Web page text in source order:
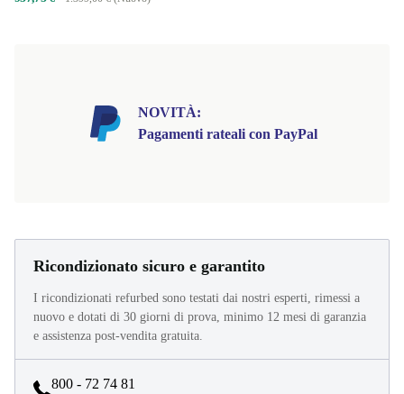
NOVITÀ:
Pagamenti rateali con PayPal
Ricondizionato sicuro e garantito
I ricondizionati refurbed sono testati dai nostri esperti, rimessi a
nuovo e dotati di 30 giorni di prova, minimo 12 mesi di garanzia
e assistenza post-vendita gratuita.
800 - 72 74 81